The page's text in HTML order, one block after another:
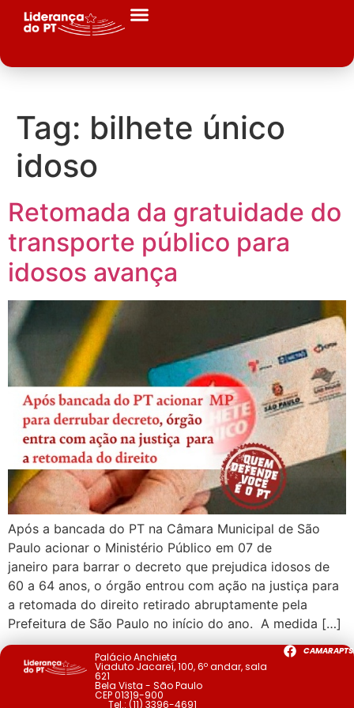
Tag: bilhete único
idoso
Retomada da gratuidade do
transporte público para
idosos avança
Após a bancada do PT na Câmara Municipal de São
Paulo acionar o Ministério Público em 07 de
janeiro para barrar o decreto que prejudica idosos de
60 a 64 anos, o órgão entrou com ação na justiça para
a retomada do direito retirado abruptamente pela
Prefeitura de São Paulo no início do ano. A medida […]
Palácio Anchieta
Viaduto Jacareí, 100, 6º andar, sala
621
Bela Vista - São Paulo
CEP 01319-900
Tel.: (11) 3396-4691